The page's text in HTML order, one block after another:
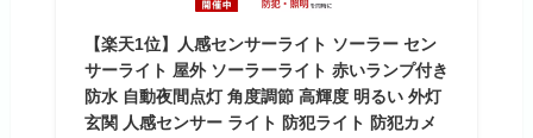
【楽天1位】人感センサーライト ソーラー セン
サーライト 屋外 ソーラーライト 赤いランプ付き
防水 自動夜間点灯 角度調節 高輝度 明るい 外灯
玄関 人感センサー ライト 防犯ライト 防犯カメ